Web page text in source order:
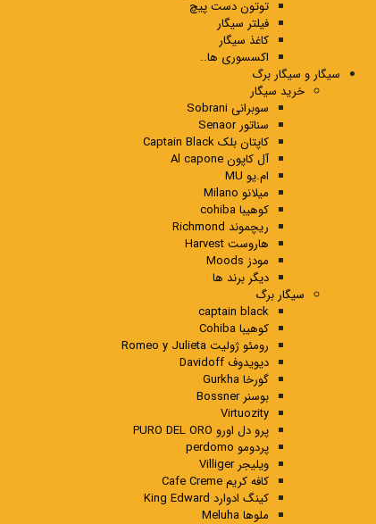
توتون دست پیچ
فیلتر سیگار
کاغذ سیگار
اکسسوری ها..
سیگار و سیگار برگ
خرید سیگار
سوبرانی Sobrani
سناتور Senaor
کاپتان بلک Captain Black
آل کاپون Al capone
ام.یو MU
میلانو Milano
کوهیبا cohiba
ریچموند Richmond
هاروست Harvest
مودز Moods
دیگر برند ها
سیگار برگ
captain black
کوهیبا Cohiba
رومئو ژولیت Romeo y Julieta
دیویدوف Davidoff
گورخا Gurkha
بوسنر Bossner
Virtuozity
پرو دل اورو PURO DEL ORO
پردومو perdomo
ویلیجر Villiger
کافه کریم Cafe Creme
کینگ ادوارد King Edward
ملوها Meluha